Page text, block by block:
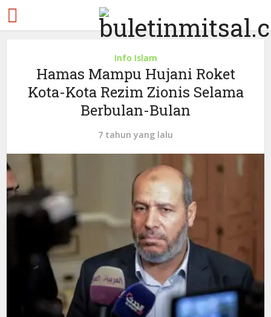
Info Islam
Hamas Mampu Hujani Roket
Kota-Kota Rezim Zionis Selama
Berbulan-Bulan
7 tahun yang lalu